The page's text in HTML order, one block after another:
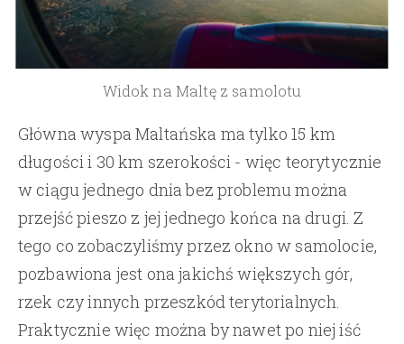
Widok na Maltę z samolotu
Główna wyspa Maltańska ma tylko 15 km
długości i 30 km szerokości - więc teorytycznie
w ciągu jednego dnia bez problemu można
przejść pieszo z jej jednego końca na drugi. Z
tego co zobaczyliśmy przez okno w samolocie,
pozbawiona jest ona jakichś większych gór,
rzek czy innych przeszkód terytorialnych.
Praktycznie więc można by nawet po niej iść